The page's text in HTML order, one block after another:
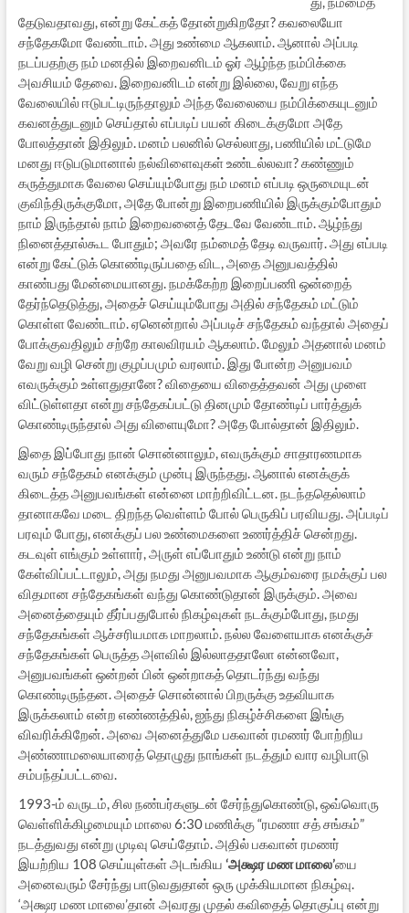
தேடுவதாவது, என்று கேட்கத் தோன்றுகிறதோ? கவலையோ
சந்தேகமோ வேண்டாம். அது உண்மை ஆகலாம். ஆனால் அப்படி
நடப்பதற்கு நம் மனதில் இறைவனிடம் ஓர் ஆழ்ந்த நம்பிக்கை
அவசியம் தேவை. இறைவனிடம் என்று இல்லை, வேறு எந்த
வேலையில் ஈடுபட்டிருந்தாலும் அந்த வேலையை நம்பிக்கையுடனும்
கவனத்துடனும் செய்தால் எப்படிப் பயன் கிடைக்குமோ அதே
போலத்தான் இதிலும். மனம் பலனில் செல்லாது, பணியில் மட்டுமே
மனது ஈடுபடுமானால் நல்விளைவுகள் உண்டல்லவா? கண்ணும்
கருத்துமாக வேலை செய்யும்போது நம் மனம் எப்படி ஒருமையுடன்
குவிந்திருக்குமோ, அதே போன்று இறைபணியில் இருக்கும்போதும்
நாம் இருந்தால் நாம் இறைவனைத் தேடவே வேண்டாம். ஆழ்ந்து
நினைத்தால்கூட போதும்; அவரே நம்மைத் தேடி வருவார். அது எப்படி
என்று கேட்டுக் கொண்டிருப்பதை விட, அதை அனுபவத்தில்
காண்பது மேன்மையானது. நமக்கேற்ற இறைப்பணி ஒன்றைத்
தேர்ந்தெடுத்து, அதைச் செய்யும்போது அதில் சந்தேகம் மட்டும்
கொள்ள வேண்டாம். ஏனென்றால் அப்படிச் சந்தேகம் வந்தால் அதைப்
போக்குவதிலும் சற்றே காலவிரயம் ஆகலாம். மேலும் அதனால் மனம்
வேறு வழி சென்று குழப்பமும் வரலாம். இது போன்ற அனுபவம்
எவருக்கும் உள்ளதுதானே? விதையை விதைத்தவன் அது முளை
விட்டுள்ளதா என்று சந்தேகப்பட்டு தினமும் தோண்டிப் பார்த்துக்
கொண்டிருந்தால் அது விளையுமோ? அதே போல்தான் இதிலும்.
இதை இப்போது நான் சொன்னாலும், எவருக்கும் சாதாரணமாக
வரும் சந்தேகம் எனக்கும் முன்பு இருந்தது. ஆனால் எனக்குக்
கிடைத்த அனுபவங்கள் என்னை மாற்றிவிட்டன. நடந்ததெல்லாம்
தானாகவே மடை திறந்த வெள்ளம் போல் பெருகிப் பரவியது. அப்படிப்
பரவும் போது, எனக்குப் பல உண்மைகளை உணர்த்திச் சென்றது.
கடவுள் எங்கும் உள்ளார், அருள் எப்போதும் உண்டு என்று நாம்
கேள்விப்பட்டாலும், அது நமது அனுபவமாக ஆகும்வரை நமக்குப் பல
விதமான சந்தேகங்கள் வந்து கொண்டுதான் இருக்கும். அவை
அனைத்தையும் தீர்ப்பதுபோல் நிகழ்வுகள் நடக்கும்போது, நமது
சந்தேகங்கள் ஆச்சரியமாக மாறலாம். நல்ல வேளையாக எனக்குச்
சந்தேகங்கள் பெருத்த அளவில் இல்லாததாலோ என்னவோ,
அனுபவங்கள் ஒன்றன் பின் ஒன்றாகத் தொடர்ந்து வந்து
கொண்டிருந்தன. அதைச் சொன்னால் பிறருக்கு உதவியாக
இருக்கலாம் என்ற எண்ணத்தில், ஐந்து நிகழ்ச்சிகளை இங்கு
விவரிக்கிறேன். அவை அனைத்துமே பகவான் ரமணர் போற்றிய
அண்ணாமலையாரைத் தொழுது நாங்கள் நடத்தும் வார வழிபாடு
சம்பந்தப்பட்டவை.
1993-ம் வருடம், சில நண்பர்களுடன் சேர்ந்துகொண்டு, ஒவ்வொரு
வெள்ளிக்கிழமையும் மாலை 6:30 மணிக்கு “ரமணா சத் சங்கம்”
நடத்துவது என்று முடிவு செய்தோம். அதில் பகவான் ரமணர்
இயற்றிய 108 செய்யுள்கள் அடங்கிய ‘அக்ஷர மண மாலை’யை
அனைவரும் சேர்ந்து பாடுவதுதான் ஒரு முக்கியமான நிகழ்வு.
‘அக்ஷர மண மாலை’தான் அவரது முதல் கவிதைத் தொகுப்பு என்று